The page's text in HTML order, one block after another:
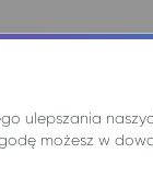
ulepszania
możesz w